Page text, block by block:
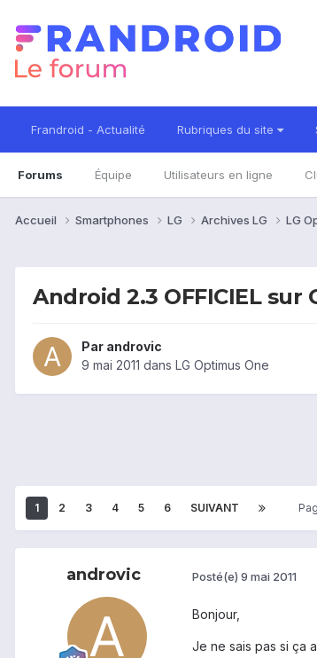
Frandroid - Actualité Rubriques du site
Forums Équipe Utilisateurs en ligne
Accueil Smartphones LG Archives LG LG
Android 2.3 OFFICIEL sur
Par androvic
9 mai 2011 dans LG Optimus One
1 2 3 4 5 6 SUIVANT
androvic Posté(e) 9 mai 2011
Bonjour,
Je ne sais pas si ça